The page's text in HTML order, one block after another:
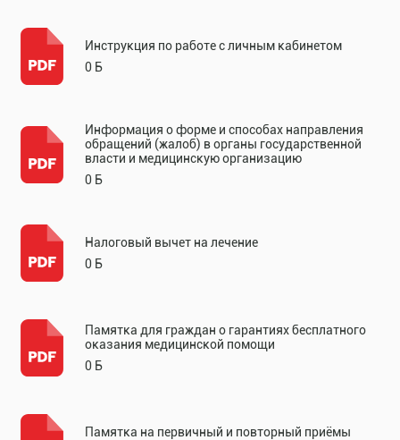
Инструкция по работе с личным кабинетом
0 Б
Информация о форме и способах направления
обращений (жалоб) в органы государственной
власти и медицинскую организацию
0 Б
Налоговый вычет на лечение
0 Б
Памятка для граждан о гарантиях бесплатного
оказания медицинской помощи
0 Б
Памятка на первичный и повторный приёмы